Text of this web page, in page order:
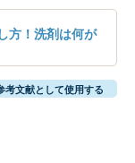
方！洗剤は何が
考文献として使用する